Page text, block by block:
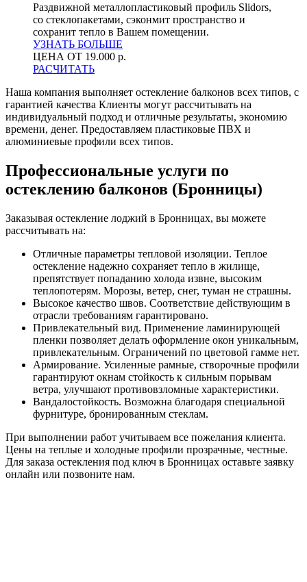
Раздвижной металлопластиковый профиль Slidors,
со стеклопакетами, сэконмит пространство и
сохранит тепло в Вашем помещении.
УЗНАТЬ БОЛЬШЕ
ЦЕНА ОТ 19.000 р.
РАСЧИТАТЬ
Наша компания выполняет остекление балконов всех типов, с
гарантией качества Клиенты могут рассчитывать на
индивидуальный подход и отличные результаты, экономию
времени, денег. Предоставляем пластиковые ПВХ и
алюминиевые профили всех типов.
Профессиональные услуги по
остеклению балконов (Бронницы)
Заказывая остекление лоджий в Бронницах, вы можете
рассчитывать на:
Отличные параметры тепловой изоляции. Теплое
остекление надежно сохраняет тепло в жилище,
препятствует попаданию холода извне, высоким
теплопотерям. Морозы, ветер, снег, туман не страшны.
Высокое качество швов. Соответствие действующим в
отрасли требованиям гарантировано.
Привлекательный вид. Применение ламинирующей
пленки позволяет делать оформление окон уникальным,
привлекательным. Ограничений по цветовой гамме нет.
Армирование. Усиленные рамные, створочные профили
гарантируют окнам стойкость к сильным порывам
ветра, улучшают противовзломные характеристики.
Вандалостойкость. Возможна благодаря специальной
фурнитуре, бронированным стеклам.
При выполнении работ учитываем все пожелания клиента.
Цены на теплые и холодные профили прозрачные, честные.
Для заказа остекления под ключ в Бронницах оставьте заявку
онлайн или позвоните нам.